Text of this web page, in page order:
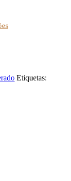
Etiquetas: